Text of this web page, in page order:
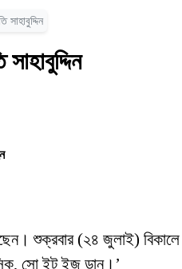
সাহাবুদ্দিন
শুক্রবার (২৪ জুলাই)
সো ইট ইজ ডান।’